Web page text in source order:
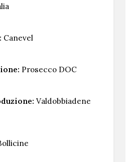
Canevel
Prosecco DOC
Valdobbiadene